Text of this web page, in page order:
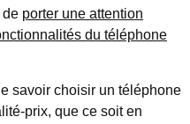
de porter une attention
du téléphone
savoir choisir un téléphone
prix, que ce soit en